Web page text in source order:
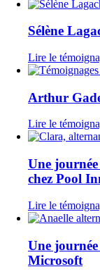
Sélène
Lire le
Arthur
Lire le
Une
chez Pool
Lire le
Une
Microsoft